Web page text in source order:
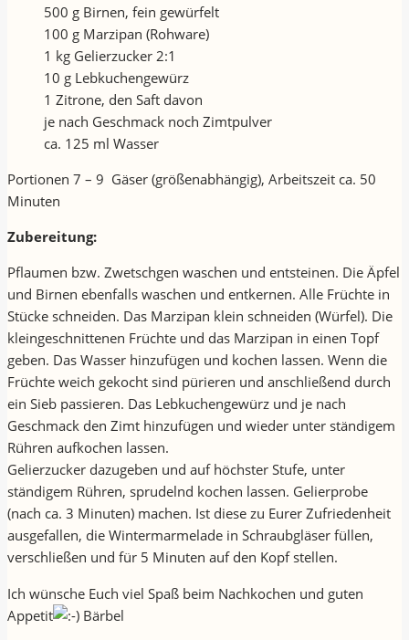
500 g Birnen, fein gewürfelt
100 g Marzipan (Rohware)
1 kg Gelierzucker 2:1
10 g Lebkuchengewürz
1 Zitrone, den Saft davon
je nach Geschmack noch Zimtpulver
ca. 125 ml Wasser
Portionen 7 – 9 Gäser (größenabhängig), Arbeitszeit ca. 50
Minuten
Zubereitung:
Pflaumen bzw. Zwetschgen waschen und entsteinen. Die Äpfel
und Birnen ebenfalls waschen und entkernen. Alle Früchte in
Stücke schneiden. Das Marzipan klein schneiden (Würfel). Die
kleingeschnittenen Früchte und das Marzipan in einen Topf
geben. Das Wasser hinzufügen und kochen lassen. Wenn die
Früchte weich gekocht sind pürieren und anschließend durch
ein Sieb passieren. Das Lebkuchengewürz und je nach
Geschmack den Zimt hinzufügen und wieder unter ständigem
Rühren aufkochen lassen.
Gelierzucker dazugeben und auf höchster Stufe, unter
ständigem Rühren, sprudelnd kochen lassen. Gelierprobe
(nach ca. 3 Minuten) machen. Ist diese zu Eurer Zufriedenheit
ausgefallen, die Wintermarmelade in Schraubgläser füllen,
verschließen und für 5 Minuten auf den Kopf stellen.
Ich wünsche Euch viel Spaß beim Nachkochen und guten
Appetit
Bärbel